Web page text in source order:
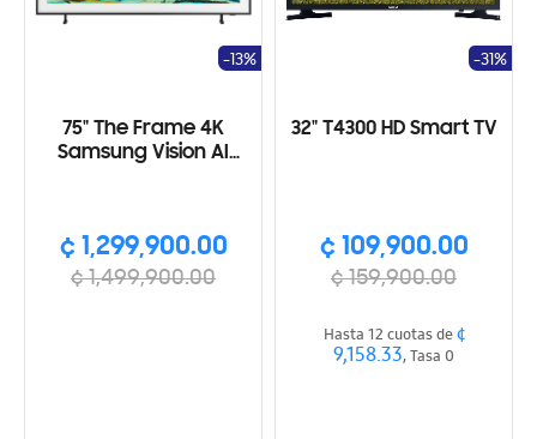
75" The Frame 4K
Samsung Vision AI
¢ 1,299,900.00
¢ 1,499,900.00
-13%
32" T4300 HD Smart TV
¢ 109,900.00
¢ 159,900.00
-31%
Hasta 12 cuotas de¢
9,158.33, Tasa 0